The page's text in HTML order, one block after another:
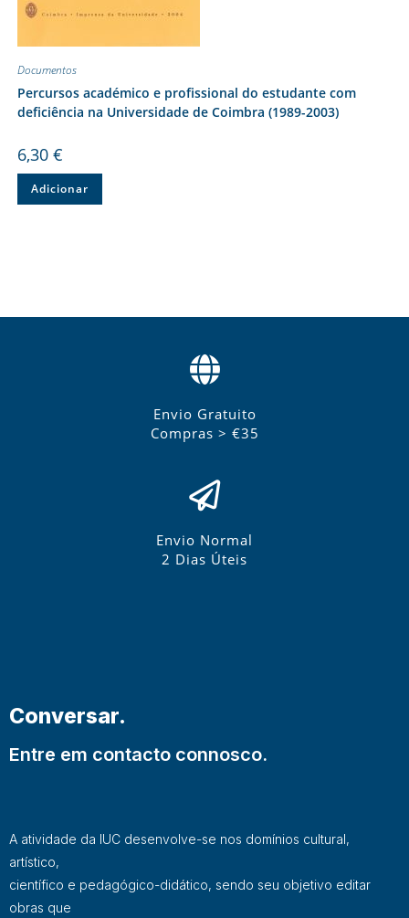
Documentos
Percursos académico e profissional do estudante com
deficiência na Universidade de Coimbra (1989-2003)
6,30 €
Adicionar
Envio Gratuito
Compras > €35
Envio Normal
2 Dias Úteis
Conversar.
Entre em contacto connosco.
A atividade da IUC desenvolve-se nos domínios cultural,
artístico,
científico e pedagógico-didático, sendo seu objetivo editar
obras que